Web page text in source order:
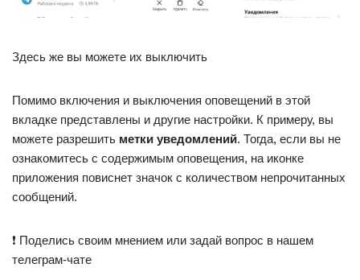
Здесь же вы можете их выключить
Помимо включения и выключения оповещений в этой
вкладке представлены и другие настройки. К примеру, вы
можете разрешить метки уведомлений. Тогда, если вы не
ознакомитесь с содержимым оповещения, на иконке
приложения повиснет значок с количеством непрочитанных
сообщений.
❗ Поделись своим мнением или задай вопрос в нашем
телеграм-чате